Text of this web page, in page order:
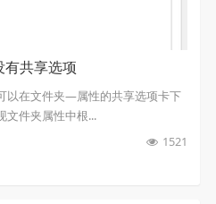
共享选项
以在文件夹—属性的共享选项卡下
文件夹属性中根...
1521